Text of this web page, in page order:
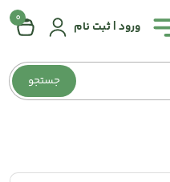
جستجو
ورود | ثبت نام
0